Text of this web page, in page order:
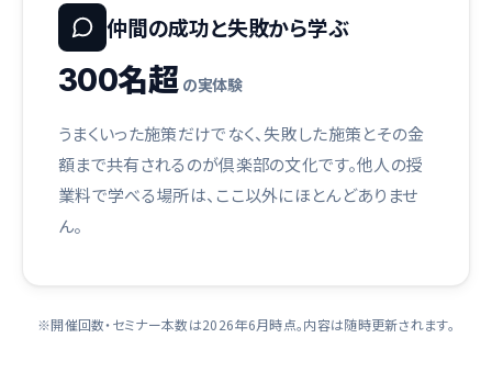
仲間の成功と失敗から学ぶ
300名超 の実体験
うまくいった施策だけでなく、失敗した施策とその金
額まで共有されるのが倶楽部の文化です。他人の授
業料で学べる場所は、ここ以外にほとんどありませ
ん。
※開催回数・セミナー本数は2026年6月時点。内容は随時更新されます。